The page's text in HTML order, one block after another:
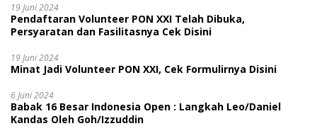
19 Juni 2024
Pendaftaran Volunteer PON XXI Telah Dibuka,
Persyaratan dan Fasilitasnya Cek Disini
19 Juni 2024
Minat Jadi Volunteer PON XXI, Cek Formulirnya Disini
6 Juni 2024
Babak 16 Besar Indonesia Open : Langkah Leo/Daniel
Kandas Oleh Goh/Izzuddin